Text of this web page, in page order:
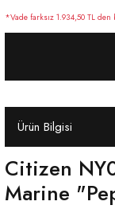
*Vade farksız 1.934,50 TL
Ürün Bilgisi
Citizen
Marine